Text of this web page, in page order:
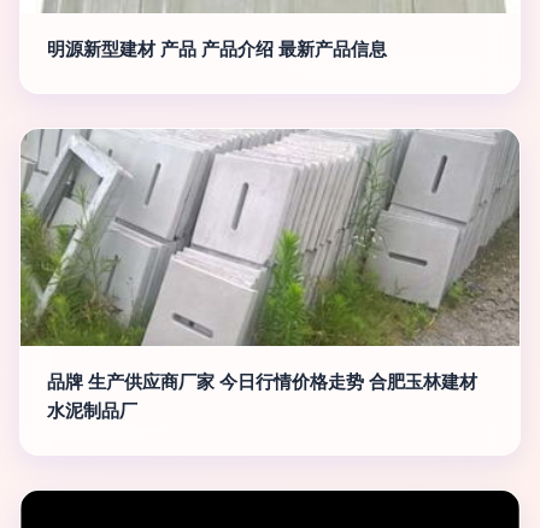
明源新型建材 产品 产品介绍 最新产品信息
品牌 生产供应商厂家 今日行情价格走势 合肥玉林建材
水泥制品厂